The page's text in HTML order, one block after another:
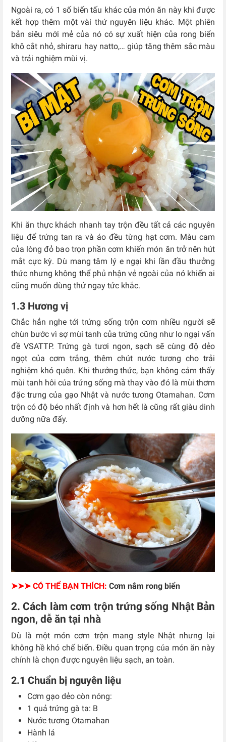
Ngoài ra, có 1 số biến tấu khác của món ăn này khi được
kết hợp thêm một vài thứ nguyên liệu khác. Một phiên
bản siêu mới mẻ của nó có sự xuất hiện của rong biển
khô cắt nhỏ, shiraru hay natto,… giúp tăng thêm sắc màu
và trải nghiệm mùi vị.
Khi ăn thực khách nhanh tay trộn đều tất cả các nguyên
liệu để trứng tan ra và áo đều từng hạt cơm. Màu cam
của lòng đỏ bao trọn phần cơm khiến món ăn trở nên hút
mắt cực kỳ. Dù mang tâm lý e ngại khi lần đầu thưởng
thức nhưng không thể phủ nhận vẻ ngoài của nó khiến ai
cũng muốn dùng thử ngay tức khắc.
1.3 Hương vị
Chắc hẳn nghe tới trứng sống trộn cơm nhiều người sẽ
chùn bước vì sợ mùi tanh của trứng cũng như lo ngại vấn
đề VSATTP. Trứng gà tươi ngon, sạch sẽ cùng độ dẻo
ngọt của cơm trắng, thêm chút nước tương cho trải
nghiệm khó quên. Khi thưởng thức, bạn không cảm thấy
mùi tanh hôi của trứng sống mà thay vào đó là mùi thơm
đặc trưng của gạo Nhật và nước tương Otamahan. Cơm
trộn có độ béo nhất định và hơn hết là cũng rất giàu dinh
dưỡng nữa đấy.
➤➤➤ CÓ THỂ BẠN THÍCH: Cơm nắm rong biển
2. Cách làm cơm trộn trứng sống Nhật Bản
ngon, dễ ăn tại nhà
Dù là một món cơm trộn mang style Nhật nhưng lại
không hề khó chế biến. Điều quan trọng của món ăn này
chính là chọn được nguyên liệu sạch, an toàn.
2.1 Chuẩn bị nguyên liệu
Cơm gạo dẻo còn nóng:
1 quả trứng gà ta: B
Nước tương Otamahan
Hành lá